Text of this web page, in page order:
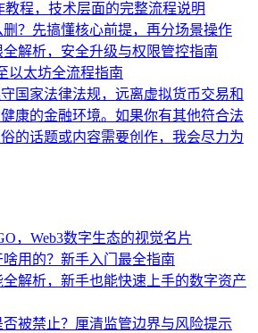
教程，技术层面的完整流程说明
？先搞懂核心前提，再分场景操作
解析，安全升级与权限管控指南
以太坊全流程指南
国家法律法规，远离虚拟货币交易和
康的金融环境。如果你有其他符合法
的话题或内容需要创作，我会尽力为
，Web3数字生态的视觉名片
用的？新手入门最全指南
解析，新手也能快速上手的数字资产
被禁止？厘清监管边界与风险提示